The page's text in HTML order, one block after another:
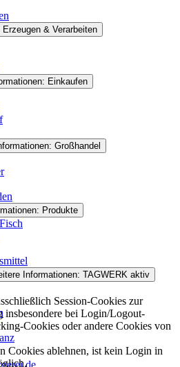
& Verarbeiten
Einkaufen
Großhandel
Produkte
Informationen: TAGWERK aktiv
Session-Cookies zur
insbesondere bei Login/Logout-
Cookies oder andere Cookies von
Cookies ablehnen, ist kein Login in